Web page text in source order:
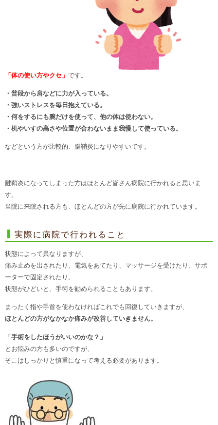
「体の使い方やクセ」 です。
・普段から肩などに力が入っている。
・強いストレスを毎日抱えている。
・何をするにも腕だけを使って、他の体は使わない。
・机やいすの高さや位置が合わないまま我慢して使っている。
などという方が比較的、腱鞘炎になりやすいです。
腱鞘炎になってしまった方はほとんど皆さん病院に行かれると思いま
す。
当院に来院される方も、ほとんどの方が先に病院に行かれています。
実際に病院で行われること
状態によって異なりますが、
痛み止めを出されたり、電気をあてたり、マッサージを受けたり、サポ
ーターで固定されたり。
状態がひどいと、手術を勧められることもあります。
まったく指や手首を使わなければこれでも回復していきますが、
ほとんどの方がなかなか痛みが改善していきません。
「手術をしたほうがいいのかな？」
とお悩みの方も多いのですが、
そこはしっかりと慎重になって考える必要があります。